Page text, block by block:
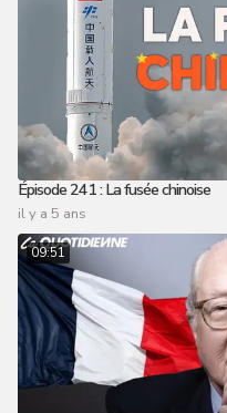
Épisode 241 : La fusée chinoise
il y a 5 ans
09:51